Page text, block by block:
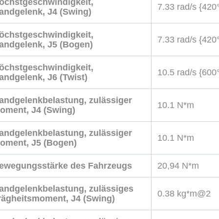
J4 (Swing)
7.33 rad/s
J5 (Bogen)
7.33 rad/s
J6 (Twist)
10.5 rad/s
zulässiger
J4 (Swing)
10.1 N*m
zulässiger
J5 (Bogen)
10.1 N*m
des Fahrzeugs 20,94 N*m
zulässiges
J4 (Swing)
0.38 kg*m@2